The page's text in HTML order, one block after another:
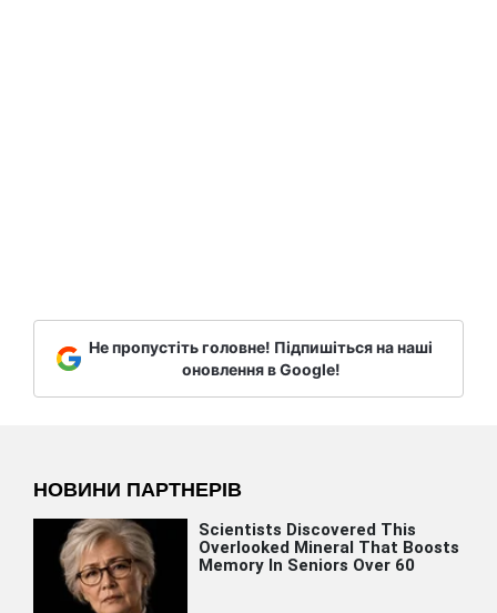
Не пропустіть головне! Підпишіться на наші
оновлення в Google!